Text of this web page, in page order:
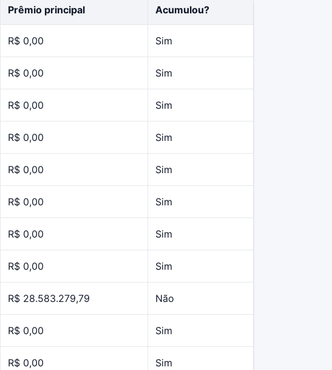
Prêmio principal Acumulou?
R$ 0,00 Sim
R$ 0,00 Sim
R$ 0,00 Sim
R$ 0,00 Sim
R$ 0,00 Sim
R$ 0,00 Sim
R$ 0,00 Sim
R$ 0,00 Sim
R$ 28.583.279,79 Não
R$ 0,00 Sim
R$ 0,00 Sim